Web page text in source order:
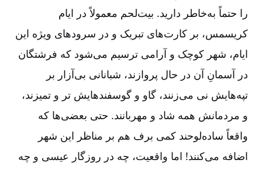
را حتماً به‌خاطر دارید. بیت‌لحم معمولاً در ایام
کریسمس، بر کارت‌های تبریک و در سرودهای ویژه این
ایام، شهر کوچک و آرامی ترسیم می‌شود که فرشتگان
در آسمانِ آن در حال پروازند، شبانانی بی‌آزار بر
تپه‌هایش نی می‌زنند، گاو و گوسفندهایش تر و تمیزند،
و مردمانش همه شاد و مهربانند. حتی بعضی‌ها که
واقعاً ساده‌لوحند کمی برف هم بر مناظر این شهر
اضافه می‌کنند! اما واقعیت، چه در روزگار عیسی و چه